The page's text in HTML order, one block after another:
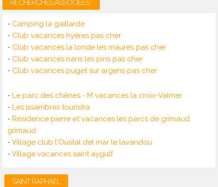
RECHERCHES ASSOCIÉES :
- Camping la gaillarde
- Club vacances hyères pas cher
- Club vacances la londe les maures pas cher
- Club vacances nans les pins pas cher
- Club vacances puget sur argens pas cher
- Le parc des chênes - M vacances la croix-Valmer
- Les issambres touristra
- Résidence pierre et vacances les parcs de grimaud
grimaud
-Village club l'Oustal del mar le lavandou
-Village vacances saint aygulf
SAINT RAPHAËL